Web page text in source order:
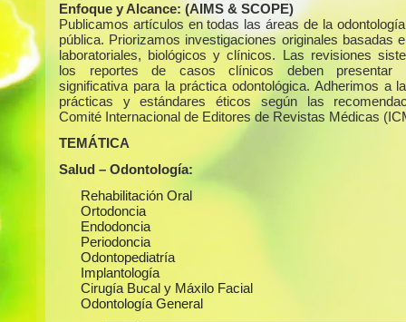
Enfoque y Alcance: (AIMS & SCOPE)
Publicamos artículos en todas las áreas de la
pública. Priorizamos investigaciones originales basadas
laboratoriales, biológicos y clínicos. Las revisiones
los reportes de casos clínicos deben presentar
significativa para la práctica odontológica. Adherimos a
prácticas y estándares éticos según las
Comité Internacional de Editores de Revistas Médicas
TEMÁTICA
Salud – Odontología:
Rehabilitación Oral
Ortodoncia
Endodoncia
Periodoncia
Odontopediatría
Implantología
Cirugía Bucal y Máxilo Facial
Odontología General